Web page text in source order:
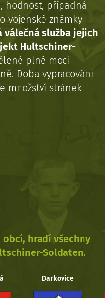
hodnost, případná
vojenské známky
služba jejich
Hultschiner-
plné moci
Doba vypracováni
množství stránek
obcí, hradí všechny
Soldaten.
Darkovice